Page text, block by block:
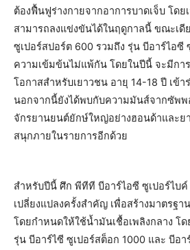
ต้องฟื้นฟูร่างกายจากอาการบาดเจ็บ โดย
สามารถลงแข่งขันได้ในฤดูกาลนี้ ขณะเดี
ซูเปอร์สปอร์ต 600 รวมถึง รุ่น บีอาร์ไอซี
ความเข้มข้นไม่แพ้กัน โดยในปีนี้ จะมีกา
โอกาสสำหรับเยาวชน อายุ 14-18 ปี เข้
นอกจากนี้ยังได้พบกับความมันส์จากซัพพ
จักรยานยนต์ยักษ์ใหญ่อย่างฮอนด้าและย
สนุกภายในรายการอีกด้วย
สำหรับปีนี้ ศึก พีทีที บีอาร์ไอซี ซูเปอร์ไบ
เปลี่ยงแปลงครั้งสำคัญ เพื่อสร้างมาตรฐ
โดยกำหนดให้ใช้น้ำมันเชื้อเพลิงกลาง โ
รุ่น บีอาร์ไซี ซูเปอร์สต็อก 1000 และ บีอ